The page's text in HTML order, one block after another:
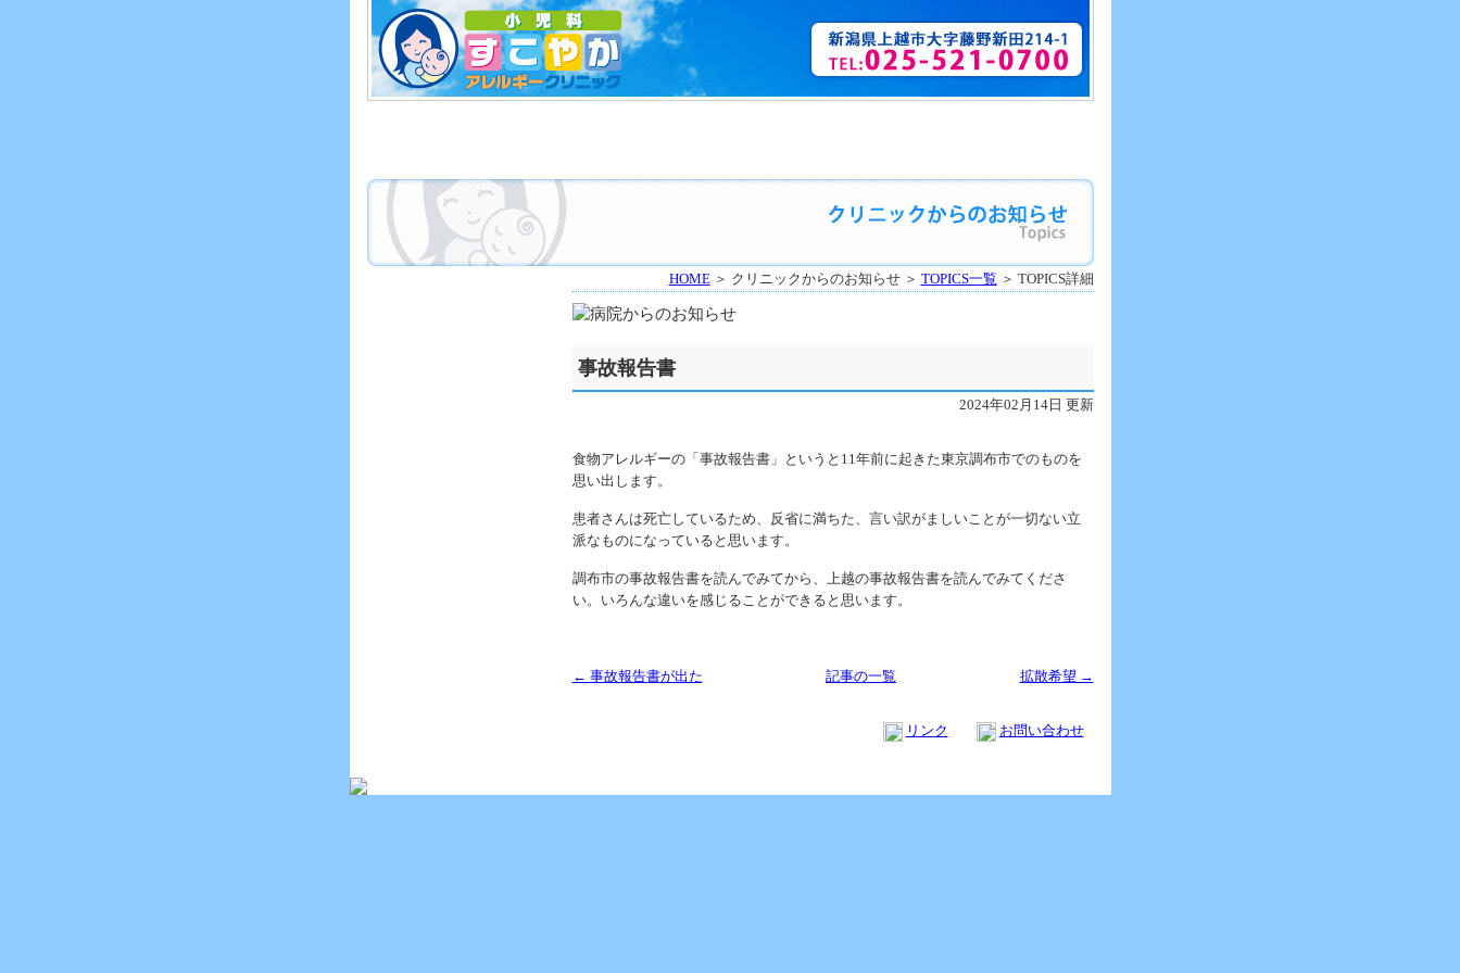
HOME＞ クリニックからのお知らせ ＞ TOPICS一覧 ＞ TOPICS詳細
事故報告書
2024年02月14日 更新
食物アレルギーの「事故報告書」というと11年前に起きた東京調布市でのものを
思い出します。
患者さんは死亡しているため、反省に満ちた、言い訳がましいことが一切ない立
派なものになっていると思います。
調布市の事故報告書を読んでみてから、上越の事故報告書を読んでみてくださ
い。いろんな違いを感じることができると思います。
← 事故報告書が出た 記事の一覧 拡散希望 →
リンク
お問い合わせ